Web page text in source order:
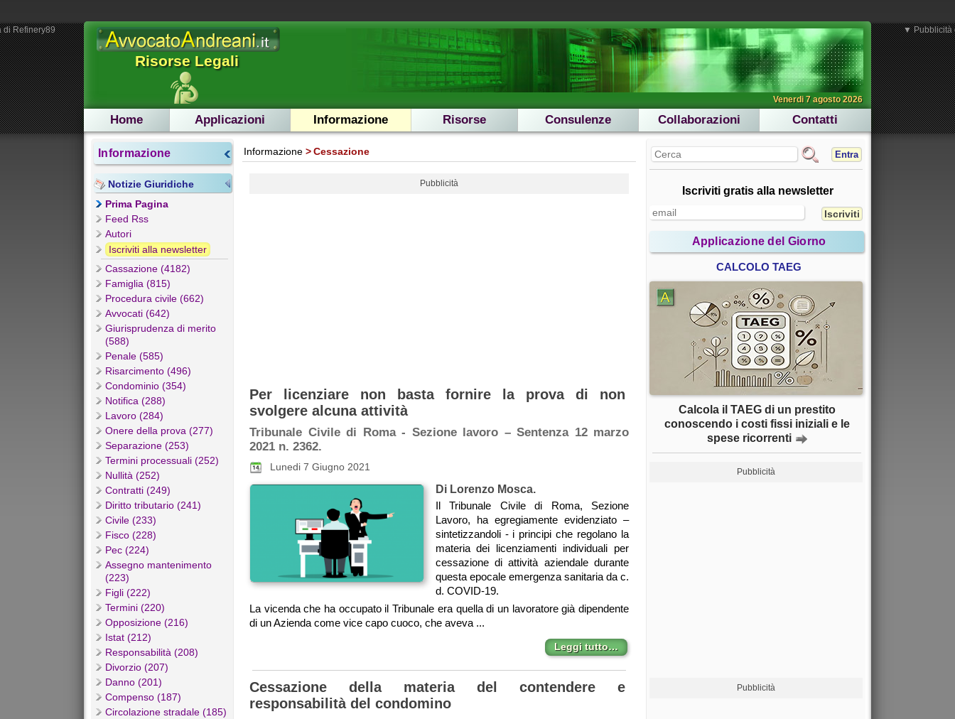
Risorse Legali
Venerdi 7 agosto 2026
Home Applicazioni Informazione Risorse Consulenze Collaborazioni Contatti
Informazione
Notizie Giuridiche
Prima Pagina
Feed Rss
Autori
Iscriviti alla newsletter
Cassazione (4182)
Famiglia (815)
Procedura civile (662)
Avvocati (642)
Giurisprudenza di merito
(588)
Penale (585)
Risarcimento (496)
Condominio (354)
Notifica (288)
Lavoro (284)
Onere della prova (277)
Separazione (253)
Termini processuali (252)
Nullità (252)
Contratti (249)
Diritto tributario (241)
Civile (233)
Fisco (228)
Pec (224)
Assegno mantenimento
(223)
Figli (222)
Termini (220)
Opposizione (216)
Istat (212)
Responsabilità (208)
Divorzio (207)
Danno (201)
Compenso (187)
Circolazione stradale (185)
Informazione Cessazione
Pubblicità
Per licenziare non basta fornire la prova di non
svolgere alcuna attività
Tribunale Civile di Roma - Sezione lavoro – Sentenza 12 marzo
2021 n. 2362.
Lunedi 7 Giugno 2021
Di Lorenzo Mosca.
Il Tribunale Civile di Roma, Sezione
Lavoro, ha egregiamente evidenziato –
sintetizzandoli - i principi che regolano la
materia dei licenziamenti individuali per
cessazione di attività aziendale durante
questa epocale emergenza sanitaria da c.
d. COVID-19.
La vicenda che ha occupato il Tribunale era quella di un lavoratore già dipendente
di un Azienda come vice capo cuoco, che aveva ...
Leggi tutto…
Cessazione della materia del contendere e
responsabilità del condomino
Entra
Iscriviti gratis alla newsletter
Applicazione del Giorno
CALCOLO TAEG
Calcola il TAEG di un prestito
conoscendo i costi fissi iniziali e le
spese ricorrenti
Pubblicità
Pubblicità
Refinery89 ▼ Pubblicità